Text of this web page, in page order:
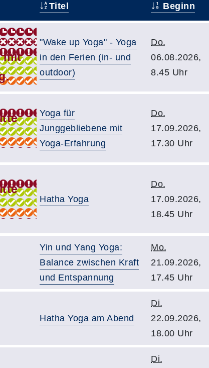
Titel Beginn
"Wake up Yoga" - Yoga
in den Ferien (in- und
outdoor)
Do.
06.08.2026,
8.45 Uhr
Yoga für
Junggebliebene mit
Yoga-Erfahrung
Do.
17.09.2026,
17.30 Uhr
Hatha Yoga
Do.
17.09.2026,
18.45 Uhr
Yin und Yang Yoga:
Balance zwischen Kraft
und Entspannung
Mo.
21.09.2026,
17.45 Uhr
Hatha Yoga am Abend
Di.
22.09.2026,
18.00 Uhr
Di.